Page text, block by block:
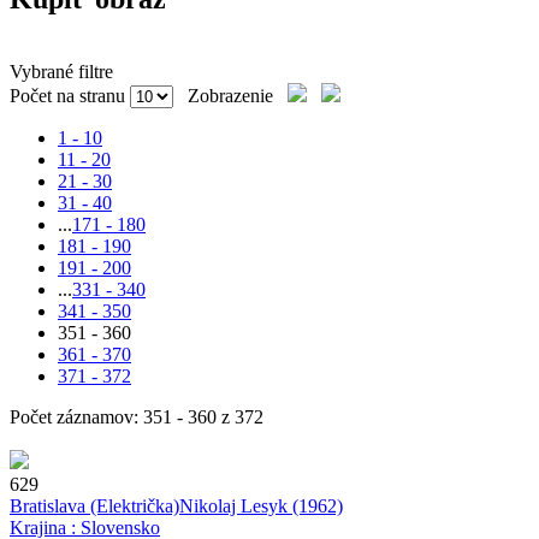
Vybrané filtre
Počet na stranu
Zobrazenie
1 - 10
11 - 20
21 - 30
31 - 40
...171 - 180
181 - 190
191 - 200
...331 - 340
341 - 350
351 - 360
361 - 370
371 - 372
Počet záznamov: 351 - 360 z 372
629
Bratislava (Električka)Nikolaj Lesyk (1962)
Krajina : Slovensko